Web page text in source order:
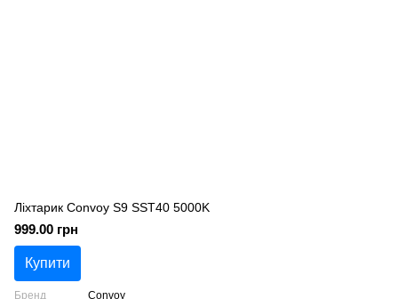
Ліхтарик Convoy S9 SST40 5000K
999.00 грн
Купити
Бренд
Convoy